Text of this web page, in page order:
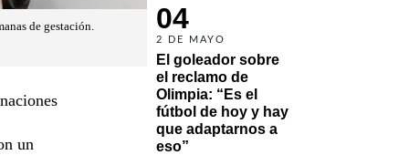
04
2 DE MAYO
El goleador sobre
el reclamo de
Olimpia: “Es el
fútbol de hoy y hay
que adaptarnos a
eso”
de gestación.
un